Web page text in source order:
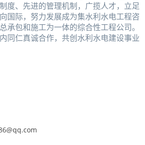
度、先进的管理机制，广揽人才，立足
国际，努力发展成为集水利水电工程咨
承包和施工为一体的综合性工程公司。
同仁真诚合作，共创水利水电建设事业